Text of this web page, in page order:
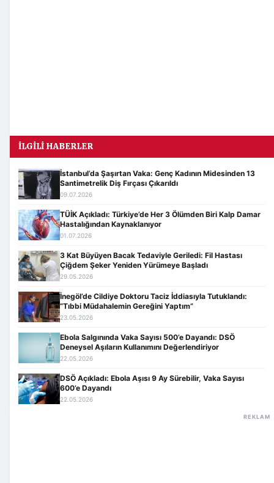
İLGILI HABERLER
İstanbul’da Şaşırtan Vaka: Genç Kadının Midesinden 13
Santimetrelik Diş Fırçası Çıkarıldı
09.07.2026
TÜİK Açıkladı: Türkiye’de Her 3 Ölümden Biri Kalp Damar
Hastalığından Kaynaklanıyor
01.07.2026
3 Kat Büyüyen Bacak Tedaviyle Geriledi: Fil Hastası
Çiğdem Şeker Yeniden Yürümeye Başladı
29.05.2026
İnegöl’de Cildiye Doktoru Taciz İddiasıyla Tutuklandı:
“Tıbbi Müdahalemin Gereğini Yaptım”
23.05.2026
Ebola Salgınında Vaka Sayısı 500’e Dayandı: DSÖ
Deneysel Aşıların Kullanımını Değerlendiriyor
22.05.2026
DSÖ Açıkladı: Ebola Aşısı 9 Ay Sürebilir, Vaka Sayısı
600’e Dayandı
22.05.2026
REKLAM